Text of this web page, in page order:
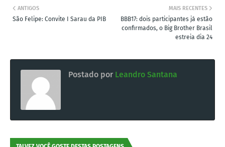
MAIS RECENTES
BBB17: dois participantes já estão
confirmados, o Big Brother Brasil
estreia dia 24
ANTIGOS
São Felipe: Convite I Sarau da PIB
Postado por Leandro Santana